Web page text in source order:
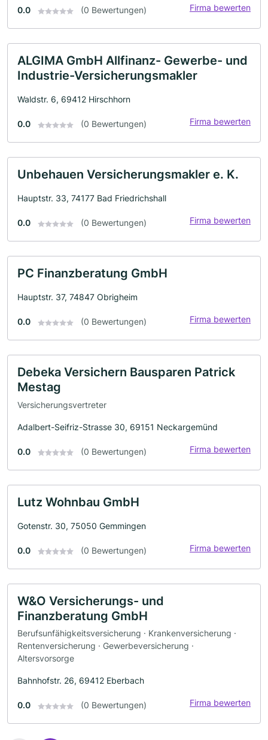
0.0 (0 Bewertungen) Firma bewerten
ALGIMA GmbH Allfinanz- Gewerbe- und
Industrie-Versicherungsmakler
Waldstr. 6, 69412 Hirschhorn
0.0 (0 Bewertungen) Firma bewerten
Unbehauen Versicherungsmakler e. K.
Hauptstr. 33, 74177 Bad Friedrichshall
0.0 (0 Bewertungen) Firma bewerten
PC Finanzberatung GmbH
Hauptstr. 37, 74847 Obrigheim
0.0 (0 Bewertungen) Firma bewerten
Debeka Versichern Bausparen Patrick
Mestag
Versicherungsvertreter
Adalbert-Seifriz-Strasse 30, 69151 Neckargemünd
0.0 (0 Bewertungen) Firma bewerten
Lutz Wohnbau GmbH
Gotenstr. 30, 75050 Gemmingen
0.0 (0 Bewertungen) Firma bewerten
W&O Versicherungs- und
Finanzberatung GmbH
Berufsunfähigkeitsversicherung · Krankenversicherung ·
Rentenversicherung · Gewerbeversicherung ·
Altersvorsorge
Bahnhofstr. 26, 69412 Eberbach
0.0 (0 Bewertungen) Firma bewerten